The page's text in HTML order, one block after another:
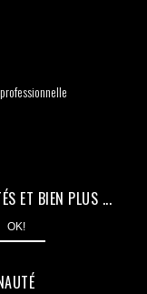
ET BIEN PLUS ...
OK!